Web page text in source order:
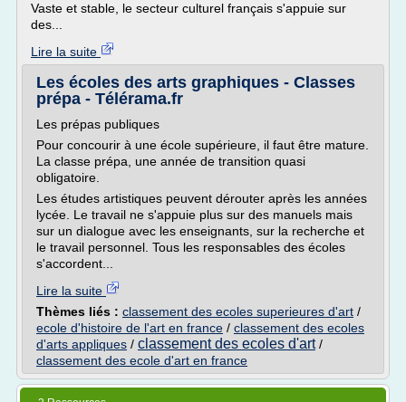
Vaste et stable, le secteur culturel français s'appuie sur
des...
Lire la suite
Les écoles des arts graphiques - Classes
prépa - Télérama.fr
Les prépas publiques
Pour concourir à une école supérieure, il faut être mature.
La classe prépa, une année de transition quasi
obligatoire.
Les études artistiques peuvent dérouter après les années
lycée. Le travail ne s'appuie plus sur des manuels mais
sur un dialogue avec les enseignants, sur la recherche et
le travail personnel. Tous les responsables des écoles
s'accordent...
Lire la suite
Thèmes liés : classement des ecoles superieures d'art /
ecole d'histoire de l'art en france / classement des ecoles
d'arts appliques / classement des ecoles d'art/
classement des ecole d'art en france